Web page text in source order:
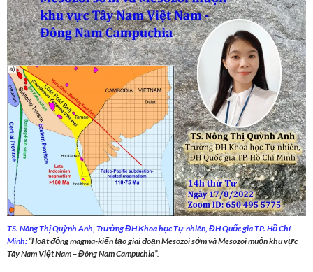
TS. Nông Thị Quỳnh Anh, Trường ĐH Khoa học Tự nhiên, ĐH Quốc gia TP. Hồ Chí
Minh: “Hoạt động magma-kiến tạo giai đoạn Mesozoi sớm và Mesozoi muộn khu vực
Tây Nam Việt Nam – Đông Nam Campuchia”.